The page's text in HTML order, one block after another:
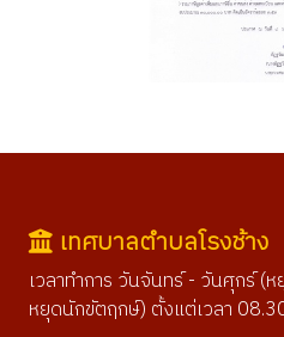
เทศบาลตำบลโรงช้าง
เวลาทำการ วันจันทร์ - วันศุกร์ (
หยุดนักขัตฤกษ์) ตั้งแต่เวลา